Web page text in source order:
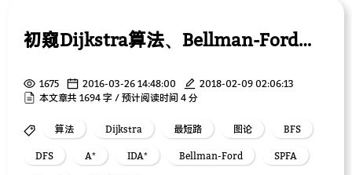
初窥Dijkstra算法、Bellman-Ford、SPFA算法、Floyd算法、迭代加深搜索、A*、IDA*
1675 2016-03-26 14:48:00
2018-02-09 02:06:13
本文章共 1694 字 / 预计阅读时间 4 分
算法 Dijkstra 最短路 图论 BFS
DFS A* IDA* Bellman-Ford SPFA